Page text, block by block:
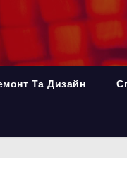
Та Дизайн